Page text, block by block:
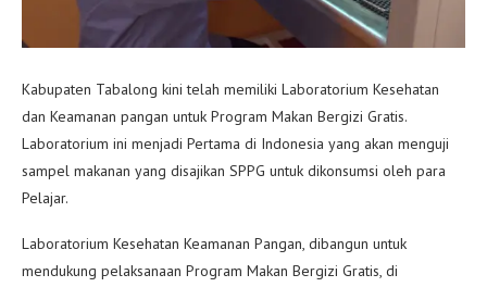
Kabupaten Tabalong kini telah memiliki Laboratorium Kesehatan
dan Keamanan pangan untuk Program Makan Bergizi Gratis.
Laboratorium ini menjadi Pertama di Indonesia yang akan menguji
sampel makanan yang disajikan SPPG untuk dikonsumsi oleh para
Pelajar.
Laboratorium Kesehatan Keamanan Pangan, dibangun untuk
mendukung pelaksanaan Program Makan Bergizi Gratis, di